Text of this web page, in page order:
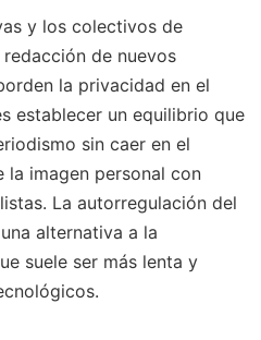
y los colectivos de
de nuevos
la privacidad en el
establecer un equilibrio que
sin caer en el
imagen personal con
La autorregulación del
alternativa a la
suele ser más lenta y